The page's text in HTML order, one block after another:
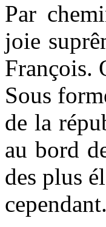
Par
joie
François.
Sous
de la
au bord
des plus
cependant.